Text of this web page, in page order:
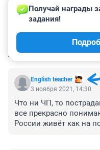
КОММЕНТАРИИ 14
English teacher
Получай награды
задания!
3 ноября 2021, 14:30
Что ни ЧП, то
все прекрасно
России живёт как на